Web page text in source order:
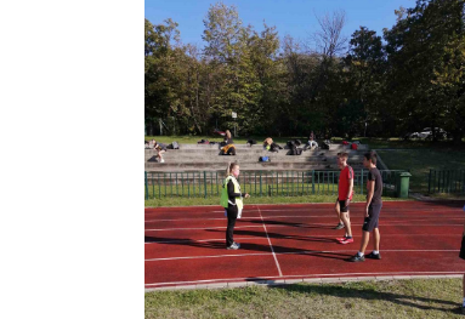
Opštinsko Takmičenje u
Atletici na Čukarici